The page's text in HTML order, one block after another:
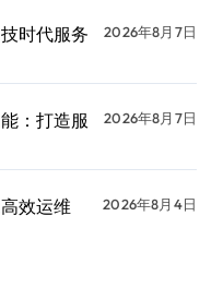
时代服务
2026年8月7日
：打造服
2026年8月7日
效运维 2026年8月4日